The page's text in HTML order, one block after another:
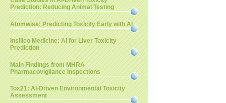
Prediction: Reducing Animal Testing
Atomwise: Predicting Toxicity Early with AI
Insilico Medicine: AI for Liver Toxicity
Prediction
Main Findings from MHRA
Pharmacovigilance Inspections
Tox21: AI-Driven Environmental Toxicity
Assessment